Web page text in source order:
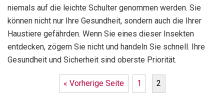
niemals auf die leichte Schulter genommen werden. Sie
können nicht nur Ihre Gesundheit, sondern auch die Ihrer
Haustiere gefährden. Wenn Sie eines dieser Insekten
entdecken, zögern Sie nicht und handeln Sie schnell. Ihre
Gesundheit und Sicherheit sind oberste Priorität.
« Vorherige Seite 1 2